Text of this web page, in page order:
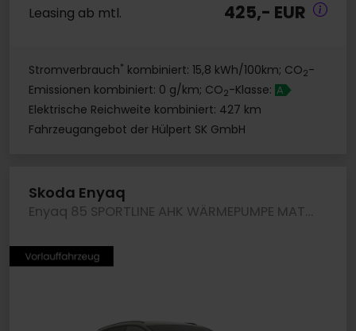
Leasing ab mtl. 425,- EUR
Stromverbrauch* kombiniert: 15,8 kWh/100km; CO2-
Emissionen kombiniert: 0 g/km; CO2-Klasse: A
Elektrische Reichweite kombiniert: 427 km
Fahrzeugangebot der Hülpert SK GmbH
Skoda Enyaq
Enyaq 85 SPORTLINE AHK WÄRMEPUMPE MATRIXLED LM20